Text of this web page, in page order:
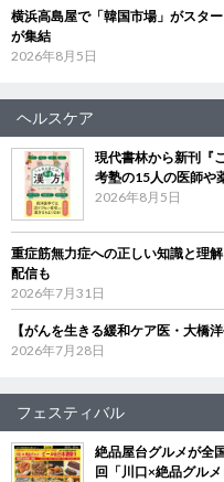
横浜高島屋で「韓国市場」がスタ
が集結
2026年8月5日
ヘルスケア
現代書林から新刊『
考塾の15人の医師や
2026年8月5日
重症筋無力症への正しい知識と理
配信も
2026年7月31日
【がんを生きる緩和ケア医・大橋
2026年7月28日
フェスティバル
絶品屋台グルメが全
回「川口×絶品グル